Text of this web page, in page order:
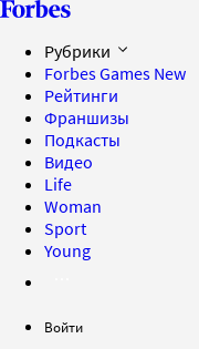
Рубрики
Forbes Games New
Рейтинги
Франшизы
Подкасты
Видео
Life
Woman
Sport
Young
Войти